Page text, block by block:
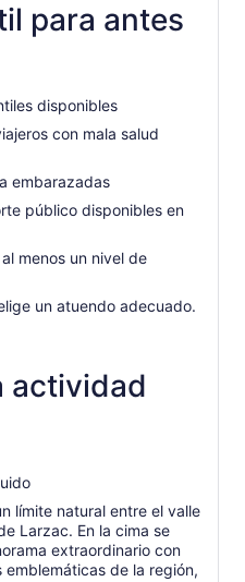
para antes
disponibles
con mala salud
embarazadas
público disponibles en
menos un nivel de
un atuendo adecuado.
actividad
límite natural entre el valle
Larzac. En la cima se
extraordinario con
emblemáticas de la región,